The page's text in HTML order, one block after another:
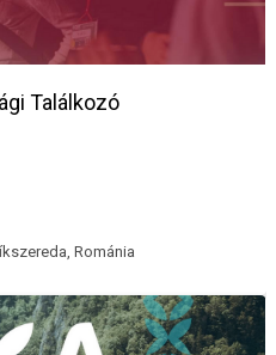
Találkozó
Románia